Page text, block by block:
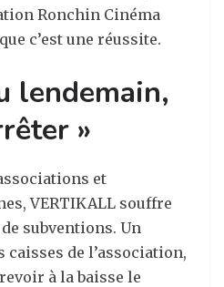
Ronchin Cinéma
c’est une réussite.
lendemain,
»
et
VERTIKALL souffre
subventions. Un
de l’association,
à la baisse le